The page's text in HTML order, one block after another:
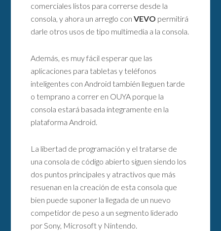
comerciales listos para correrse desde la
consola, y ahora un arreglo conVEVO permitirá
darle otros usos de tipo multimedia a la consola.
Además, es muy fácil esperar que las
aplicaciones para tabletas y teléfonos
inteligentes con Android también lleguen tarde
o temprano a correr en OUYA porque la
consola estará basada íntegramente en la
plataforma Android.
La libertad de programación y el tratarse de
una consola de código abierto siguen siendo los
dos puntos principales y atractivos que más
resuenan en la creación de esta consola que
bien puede suponer la llegada de un nuevo
competidor de peso a un segmento liderado
por Sony, Microsoft y Nintendo.